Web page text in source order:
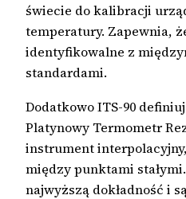
świecie do kalibracji
temperatury. Zapewnia,
identyfikowalne z
standardami.
Dodatkowo ITS-90
Platynowy Termometr
instrument
między punktami
najwyższą dokładność i